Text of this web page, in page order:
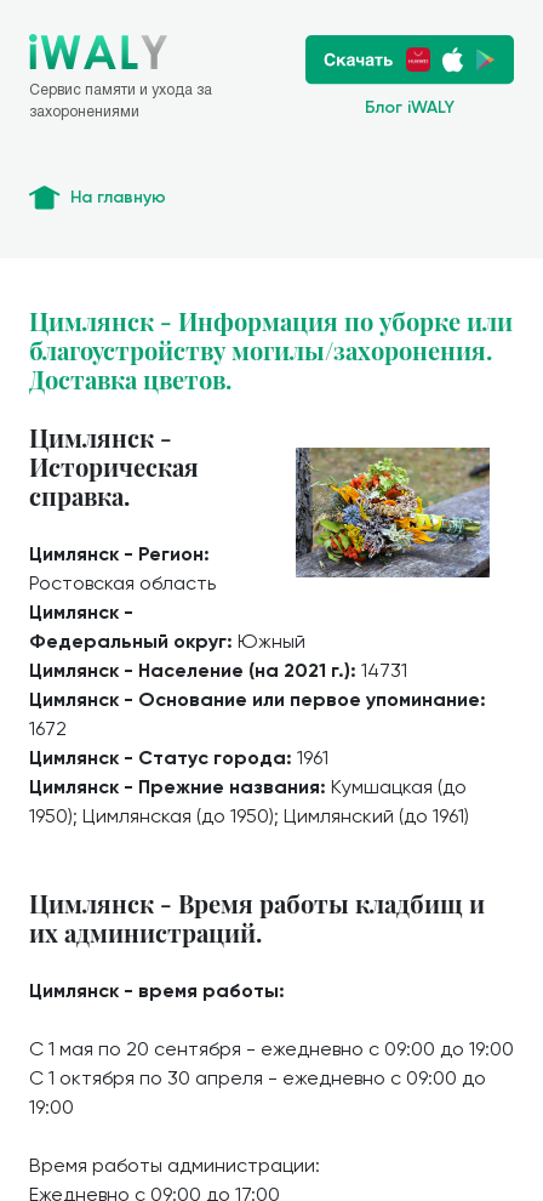
Сервис памяти и ухода за
захоронениями
Блог iWALY
На главную
Цимлянск - Информация по уборке или
благоустройству могилы/захоронения.
Доставка цветов.
Цимлянск -
Историческая
справка.
Цимлянск - Регион:
Ростовская область
Цимлянск -
Федеральный округ: Южный
Цимлянск - Население (на 2021 г.): 14731
Цимлянск - Основание или первое упоминание:
1672
Цимлянск - Статус города: 1961
Цимлянск - Прежние названия: Кумшацкая (до
1950); Цимлянская (до 1950); Цимлянский (до 1961)
Цимлянск - Время работы кладбищ и
их администраций.
Цимлянск - время работы:
С 1 мая по 20 сентября - ежедневно с 09:00 до 19:00
С 1 октября по 30 апреля - ежедневно с 09:00 до
19:00
Время работы администрации:
Ежедневно с 09:00 до 17:00